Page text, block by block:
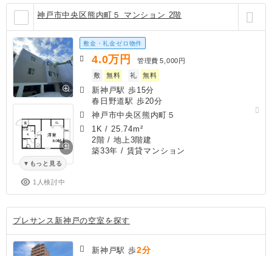
神戸市中央区熊内町５ マンション 2階
もっと見る
1人検討中
敷金・礼金ゼロ物件
4.0万円 管理費 5,000円
敷
無料 礼 無料
新神戸駅 歩15分
春日野道駅 歩20分
神戸市中央区熊内町５
1K / 25.74m²
2階 / 地上3階建
築33年 / 賃貸マンション
プレサンス新神戸の空室を探す
新神戸駅 歩2分